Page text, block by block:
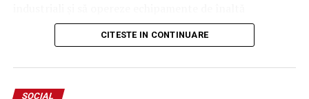
De ce să alegi CENTRUL
MEDICAL DOCTOR BORIS?
Echipamente de ultimă generație
tehnologie.
la sediul companiei din Tehnopolis Iași.
CITESTE IN CONTINUARE
SOCIAL